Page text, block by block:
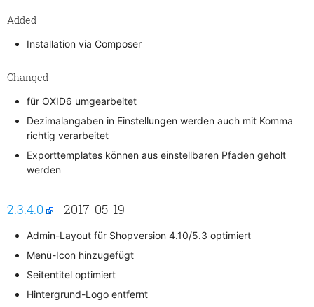
Added
Installation via Composer
Changed
für OXID6 umgearbeitet
Dezimalangaben in Einstellungen werden auch mit Komma
richtig verarbeitet
Exporttemplates können aus einstellbaren Pfaden geholt
werden
2.3.4.0 - 2017-05-19
Admin-Layout für Shopversion 4.10/5.3 optimiert
Menü-Icon hinzugefügt
Seitentitel optimiert
Hintergrund-Logo entfernt